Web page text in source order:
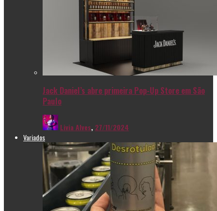
Jack Daniel’s abre primeira Pop-Up Store em São
Paulo
Livia Alves, 27/11/2024
Variados